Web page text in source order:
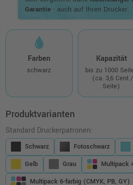
Garantie- auch auf Ihren Drucker.
Farben
schwarz
Kapazität
bis zu 1000
(ca. 3,6 Cent /
Seite)
Produktvarianten
Standard Druckerpatronen:
Schwarz Fotoschwarz
Gelb
Grau
Multipack
Multipack 6-farbig (CMYK, PB, GY)